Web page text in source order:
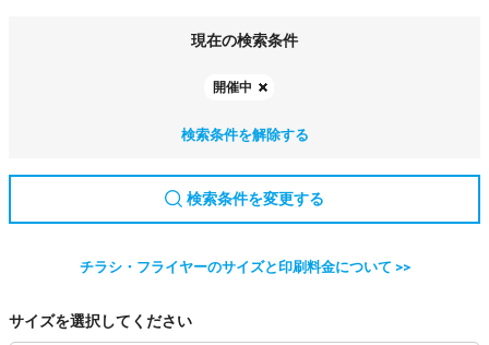
現在の検索条件
開催中
検索条件を解除する
検索条件を変更する
チラシ・フライヤーのサイズと印刷料金について >>
サイズを選択してください